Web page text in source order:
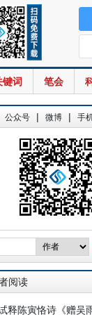
键词 笔会
公众号 | 微博 | 手
阅读